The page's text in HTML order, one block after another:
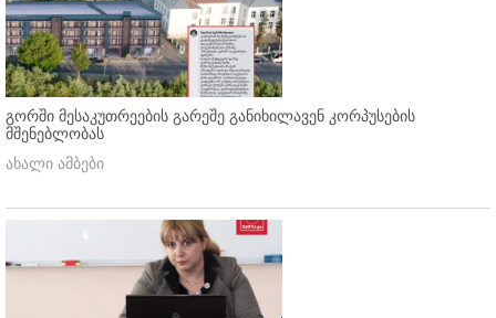
გორში მესაკუთრეების გარეშე განიხილავენ კორპუსების
მშენებლობას
ახალი ამბები